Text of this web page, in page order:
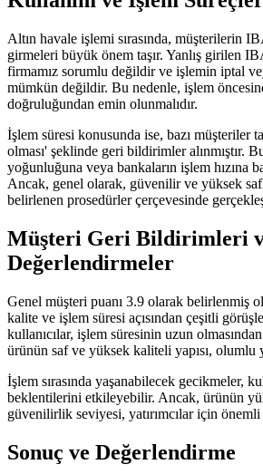
Altın havale işlemi sırasında, müşterilerin
girmeleri büyük önem taşır. Yanlış girilen
firmamız sorumlu değildir ve işlemin iptal
mümkün değildir. Bu nedenle, işlem
doğruluğundan emin olunmalıdır.
İşlem süresi konusunda ise, bazı müşteriler
olması' şeklinde geri bildirimler alınmıştır.
yoğunluğuna veya bankaların işlem hızına
Ancak, genel olarak, güvenilir ve yüksek
belirlenen prosedürler çerçevesinde
Müşteri Geri Bildirimleri
Değerlendirmeler
Genel müşteri puanı 3.9 olarak belirlenmiş
kalite ve işlem süresi açısından çeşitli
kullanıcılar, işlem süresinin uzun
ürünün saf ve yüksek kaliteli yapısı, olumlu
İşlem sırasında yaşanabilecek gecikmeler,
beklentilerini etkileyebilir. Ancak, ürünün
güvenilirlik seviyesi, yatırımcılar için
Sonuç ve Değerlendirme